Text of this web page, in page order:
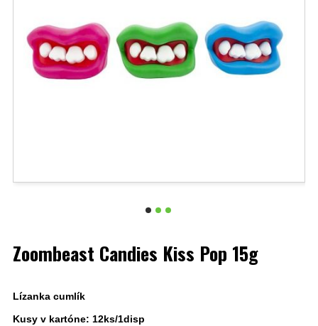
Zoombeast Candies Kiss Pop 15g
Lízanka cumlík
Kusy v kartóne: 12ks/1disp